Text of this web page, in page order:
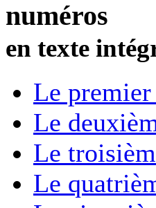
numéros
en texte
Le
Le
Le
Le